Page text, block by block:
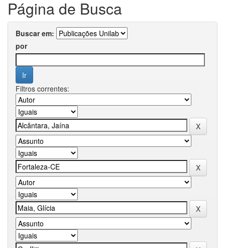
Página de Busca
Buscar em:
por
Filtros correntes: